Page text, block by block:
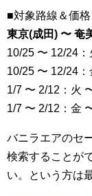
■対象路線＆価格
東京(成田) 〜 奄
10/25 〜 12/24
10/25 〜 12/24
1/7 〜 2/12：火
1/7 〜 2/12：金
バニラエアのセ
検索することが
い。という方は